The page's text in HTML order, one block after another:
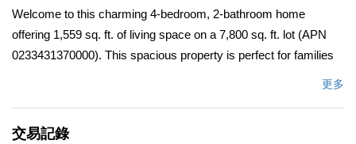
Welcome to this charming 4-bedroom, 2-bathroom home
offering 1,559 sq. ft. of living space on a 7,800 sq. ft. lot (APN
0233431370000). This spacious property is perfect for families
kitchen, and plenty of room for everyone. The large backyard
更多
交易記錄